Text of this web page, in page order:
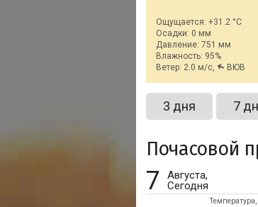
Ощущается: +31.2 °C
Осадки: 0 мм
Давление: 751 мм
Влажность: 95%
Ветер: 2.0 м/с,
ВЮВ
3 дня 7
Почасовой
7
Августа,
Сегодня
Температура,